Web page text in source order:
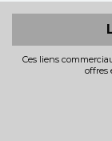
Ces liens
offres